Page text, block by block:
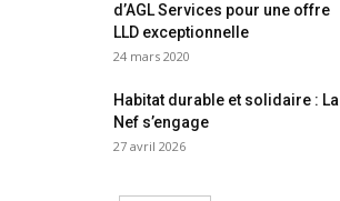
d’AGL Services pour une offre
LLD exceptionnelle
24 mars 2020
Habitat durable et solidaire : La
Nef s’engage
27 avril 2026